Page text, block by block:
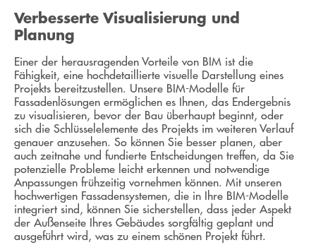
Verbesserte Visualisierung und
Planung
Einer der herausragenden Vorteile von BIM ist die
Fähigkeit, eine hochdetaillierte visuelle Darstellung eines
Projekts bereitzustellen. Unsere BIM-Modelle für
Fassadenlösungen ermöglichen es Ihnen, das Endergebnis
zu visualisieren, bevor der Bau überhaupt beginnt, oder
sich die Schlüsselelemente des Projekts im weiteren Verlauf
genauer anzusehen. So können Sie besser planen, aber
auch zeitnahe und fundierte Entscheidungen treffen, da Sie
potenzielle Probleme leicht erkennen und notwendige
Anpassungen frühzeitig vornehmen können. Mit unseren
hochwertigen Fassadensystemen, die in Ihre BIM-Modelle
integriert sind, können Sie sicherstellen, dass jeder Aspekt
der Außenseite Ihres Gebäudes sorgfältig geplant und
ausgeführt wird, was zu einem schönen Projekt führt.